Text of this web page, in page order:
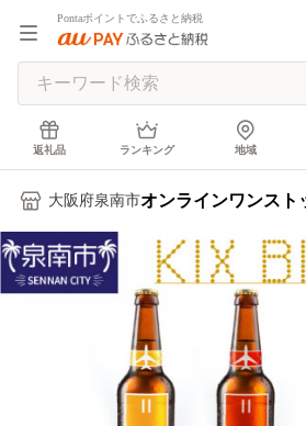
Pontaポイントでふるさと納税
返礼品 ランキング 地域
大阪府泉南市オンラインワンスト